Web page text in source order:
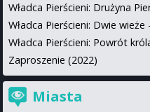
Władca Pierścieni: Drużyna
Władca Pierścieni: Dwie
Władca Pierścieni: Powrót
Zaproszenie (2022)
Miasta